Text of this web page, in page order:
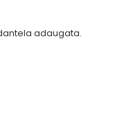
adaugata.